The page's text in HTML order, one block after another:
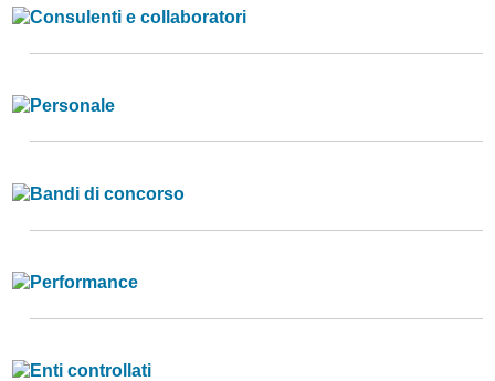
Consulenti e collaboratori
Personale
Bandi di concorso
Performance
Enti controllati